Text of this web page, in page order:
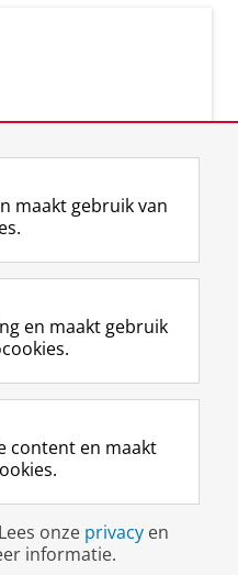
F
a
e
b
o
p
a
i
n
a
L
i
k
e
I
-
p
g
i
n
R
S
-
f
e
R
k
s
u
I
n
t
r
m
c
c
o
Y
o
T
e
k
a
a
maakt gebruik van
en maakt gebruik
content en maakt
onze privacy en
informatie.